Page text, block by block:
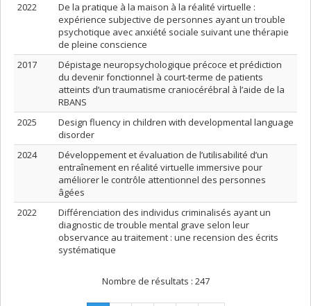
2022
De la pratique à la maison à la réalité virtuelle :
expérience subjective de personnes ayant un trouble
psychotique avec anxiété sociale suivant une thérapie
de pleine conscience
2017
Dépistage neuropsychologique précoce et prédiction
du devenir fonctionnel à court-terme de patients
atteints d’un traumatisme craniocérébral à l’aide de la
RBANS
2025
Design fluency in children with developmental language
disorder
2024
Développement et évaluation de l’utilisabilité d’un
entraînement en réalité virtuelle immersive pour
améliorer le contrôle attentionnel des personnes
âgées
2022
Différenciation des individus criminalisés ayant un
diagnostic de trouble mental grave selon leur
observance au traitement : une recension des écrits
systématique
Nombre de résultats : 247